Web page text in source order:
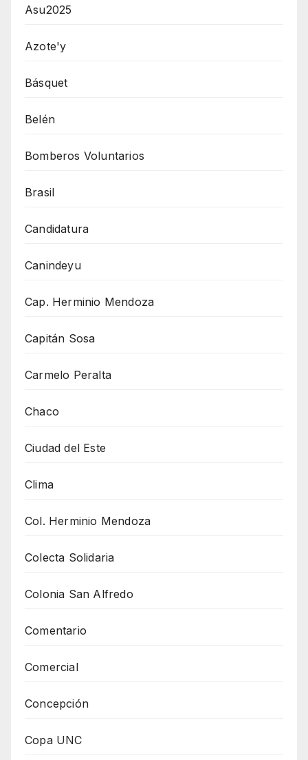
Asu2025
Azote'y
Básquet
Belén
Bomberos Voluntarios
Brasil
Candidatura
Canindeyu
Cap. Herminio Mendoza
Capitán Sosa
Carmelo Peralta
Chaco
Ciudad del Este
Clima
Col. Herminio Mendoza
Colecta Solidaria
Colonia San Alfredo
Comentario
Comercial
Concepción
Copa UNC